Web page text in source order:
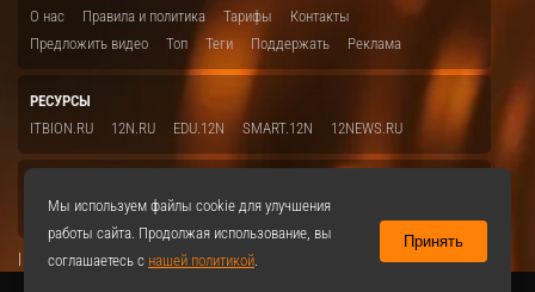
О нас
Правила и политика Тарифы
Контакты
Предложить видео
Топ Теги Поддержать Реклама
РЕСУРСЫ
ITBION.RU
12N.RU EDU.12N SMART.12N 12NEWS.RU
VKontakte
|
Мы используем файлы cookie для улучшения
работы сайта. Продолжая использование, вы
соглашаетесь с нашей политикой.
Принять